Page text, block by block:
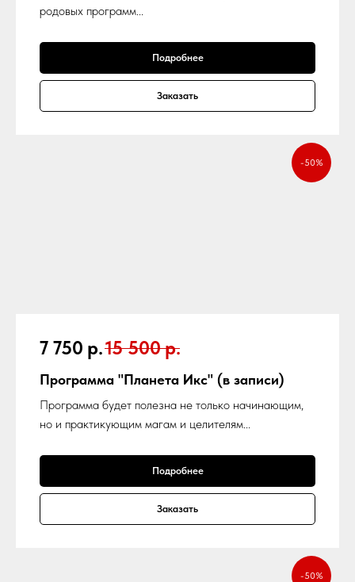
родовых программ...
Подробнее
Заказать
-50%
7 750 р.15 500р.
Программа "Планета Икс" (в записи)
Программа будет полезна не только начинающим,
но и практикующим магам и целителям...
Подробнее
Заказать
-50%